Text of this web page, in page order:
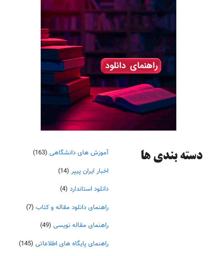
دسته‌ بندی ها آموزش های دانشگاهی (163)
اخبار ایران پیپر (14)
دانلود استاندارد (4)
راهنمای دانلود مقاله و کتاب (7)
راهنمای مقاله نویسی (49)
راهنمای پایگاه های اطلاعاتی (145)